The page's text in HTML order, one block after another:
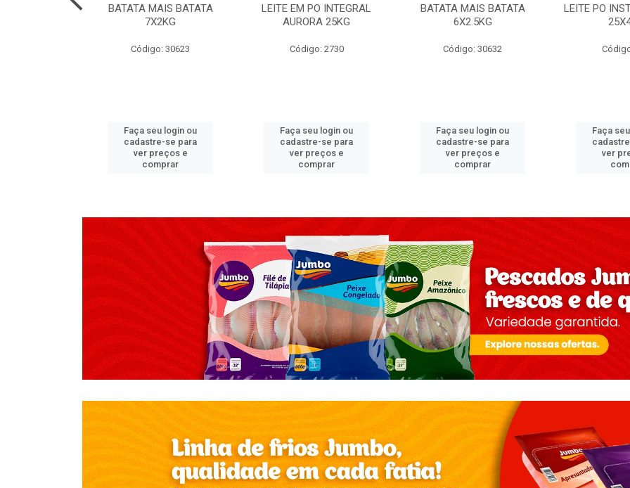
BATATA MAIS BATATA
7X2KG
Código: 30623
Faça seu login ou
cadastre-se para
ver preços e
comprar
LEITE EM PO INTEGRAL
AURORA 25KG
Código: 2730
Faça seu login ou
cadastre-se para
ver preços e
comprar
BATATA MAIS BATATA
6X2.5KG
Código: 30632
Faça seu login ou
cadastre-se para
ver preços e
comprar
LEITE PO
Faça
ver